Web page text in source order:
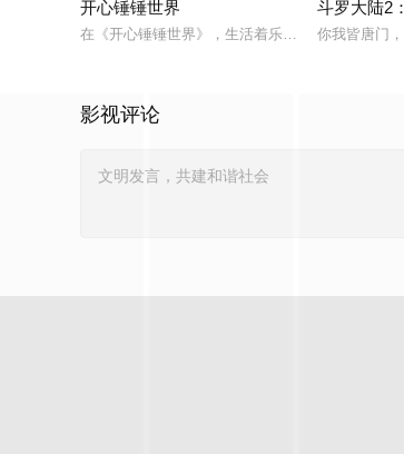
开心锤锤世界
在《开心锤锤世界》，生活着乐观善良的少年锤
斗罗大陆2
你我皆唐门
影视评论